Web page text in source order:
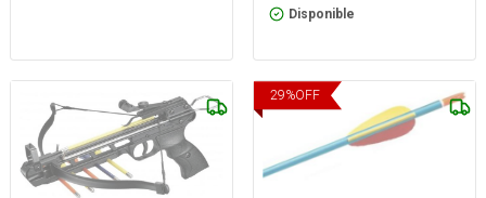
Disponible
29%OFF